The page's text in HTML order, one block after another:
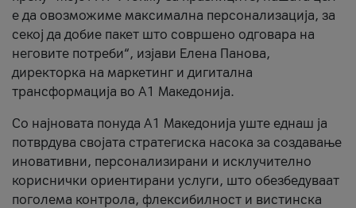
е да овозможиме максимална персонализација, за
секој да добие пакет што совршено одговара на
неговите потреби“, изјави Елена Панова,
директорка на маркетинг и дигитална
трансформација во А1 Македонија.
Со најновата понуда А1 Македонија уште еднаш ја
потврдува својата стратегиска насока за создавање
иновативни, персонализирани и исклучително
кориснички ориентирани услуги, што обезбедуваат
поголема контрола, флексибилност и вистинска